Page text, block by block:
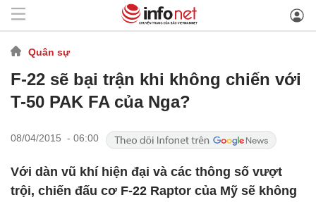
Quân sự
F-22 sẽ bại trận khi không chiến với
T-50 PAK FA của Nga?
08/04/2015 - 06:00
Với dàn vũ khí hiện đại và các thông số vượt
trội, chiến đấu cơ F-22 Raptor của Mỹ sẽ không